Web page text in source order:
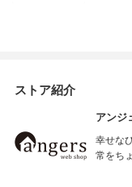
ストア紹介
アンジ
幸せな
常をち